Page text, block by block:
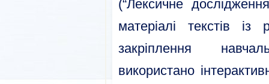
(“Лексичне
матеріалі текстів
закріплення
використано